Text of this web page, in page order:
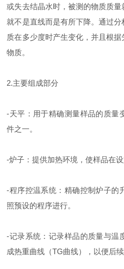
或失去结晶水时，被测的物质质
就不是直线而是有所下降。通过
质在多少度时产生变化，并且根
物质。
2.主要组成部分
-天平：用于精确测量样品的质量
件之一。
-炉子：提供加热环境，使样品在
-程序控温系统：精确控制炉子的
照预设的程序进行。
-记录系统：记录样品的质量与温
成热重曲线（TG曲线），以便后续